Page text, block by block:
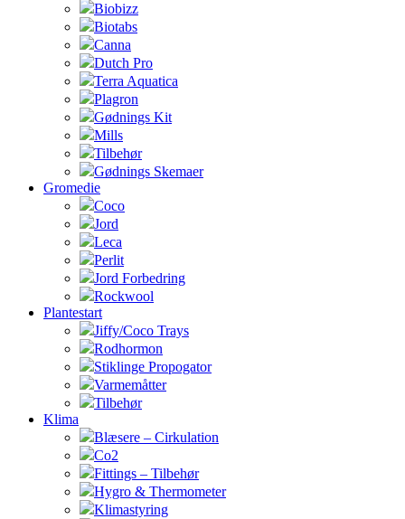
Biobizz
Biotabs
Canna
Dutch Pro
Terra Aquatica
Plagron
Gødnings Kit
Mills
Tilbehør
Gødnings Skemaer
Gromedie
Coco
Jord
Leca
Perlit
Jord Forbedring
Rockwool
Plantestart
Jiffy/Coco Trays
Rodhormon
Stiklinge Propogator
Varmemåtter
Tilbehør
Klima
Blæsere – Cirkulation
Co2
Fittings – Tilbehør
Hygro & Thermometer
Klimastyring